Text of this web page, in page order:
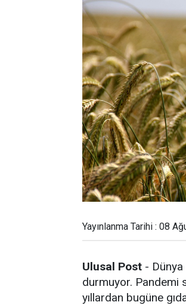
Yayınlanma Tarihi : 08
Ulusal Post - Dünya
durmuyor. Pandemi
yıllardan bugüne